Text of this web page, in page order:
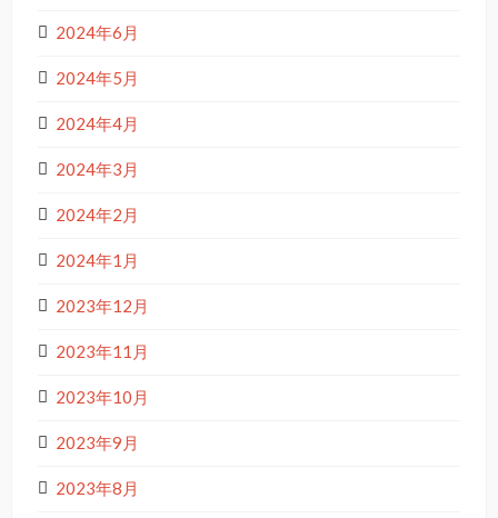
2024年6月
2024年5月
2024年4月
2024年3月
2024年2月
2024年1月
2023年12月
2023年11月
2023年10月
2023年9月
2023年8月